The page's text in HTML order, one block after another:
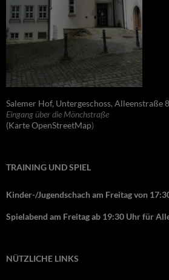
Salemer Hof, Untergeschoss, Alleenstraße
Eingang über die Mönchstraße
(Karte OpenStreetMap)
TRAINING UND SPIEL
Kinder-/Jugendschach am Freitag von
Spielabend am Freitag ab 19:30 Uhr für
NÜTZLICHE LINKS